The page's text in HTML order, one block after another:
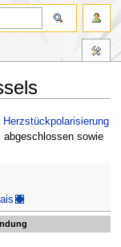
Herzstückpolarisierung
sowie